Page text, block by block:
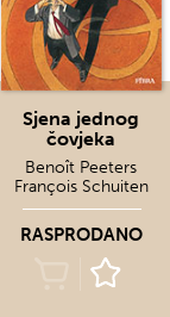
Sjena jednog
čovjeka
Benoît Peeters
François Schuiten
RASPRODANO